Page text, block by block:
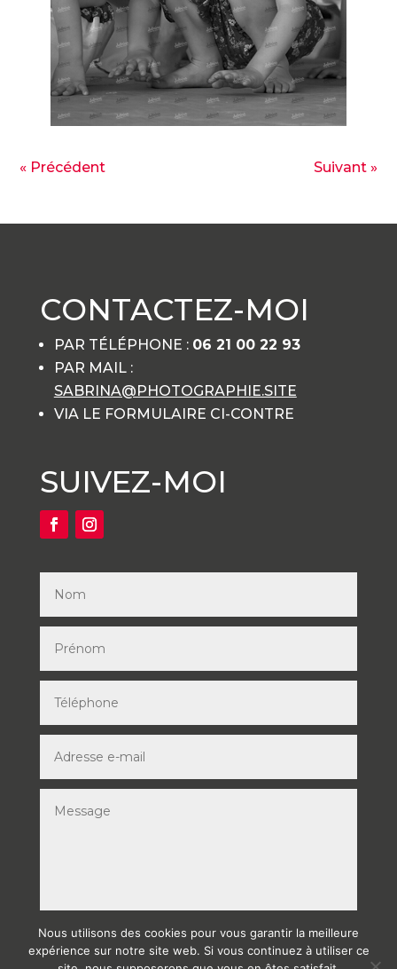
« Précédent Suivant »
CONTACTEZ-MOI
PAR TÉLÉPHONE : 06 21 00 22 93
PAR MAIL :
SABRINA@PHOTOGRAPHIE.SITE
VIA LE FORMULAIRE CI-CONTRE
SUIVEZ-MOI
ENVOYER
Nous utilisons des cookies pour vous garantir la meilleure
expérience sur notre site web. Si vous continuez à utiliser ce